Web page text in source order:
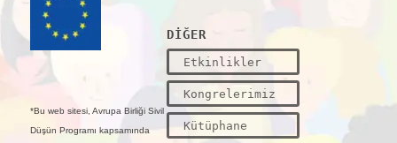
*Bu web sitesi, Avrupa Birliği Sivil
Düşün Programı kapsamında
DİĞER
Etkinlikler
Kongrelerimiz
Kütüphane